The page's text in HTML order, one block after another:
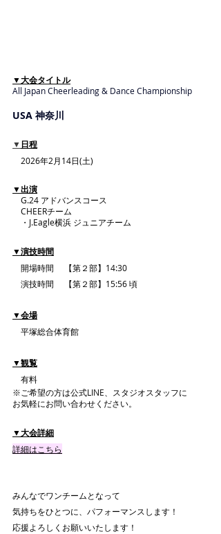
▼大会タイトル
All Japan Cheerleading & Dance Championship
USA 神奈川
▼日程
2026年2月14日(土)
▼出演
G.24 アドバンスコース
CHEERチーム
・J.Eagle横浜 ジュニアチーム
▼演技時間
開場時間 　【第２部】14:30
演技時間 　【第２部】15:56 頃
▼会場
平塚総合体育館
▼観覧
有料
※ご希望の方は公式LINE、スタジオスタッフに
お気軽にお問い合わせください。
▼大会詳細
詳細はこちら
みんなでワンチームとなって
気持ちをひとつに、パフォーマンスします！
応援よろしくお願いいたします！